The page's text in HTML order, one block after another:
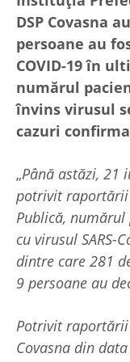
DSP Covasna
persoane au
COVID-19 în
numărul
învins virusul
cazuri
„Până astăzi, 21
potrivit
Publică,
cu virusul SARS-
dintre care 281
9 persoane au
Potrivit raportării
Covasna din